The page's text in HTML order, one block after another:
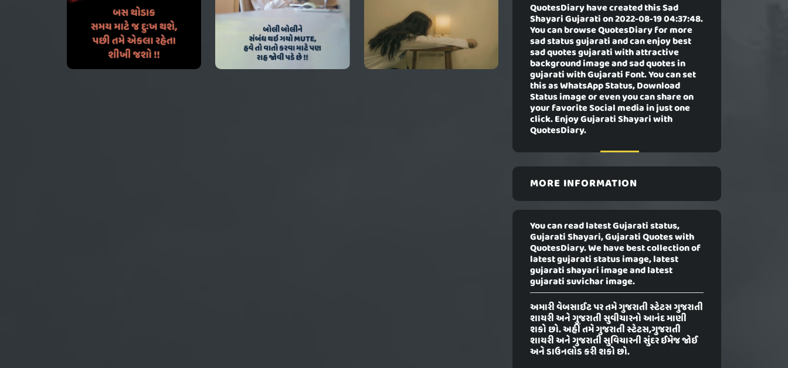
QuotesDiary have created thisSad
Shayari Gujaration 2022-08-19 04:37:48.
You can browse QuotesDiary for more
sad status gujarati and can enjoy best
sad quotes gujarati with attractive
background image and sad quotes in
gujarati with Gujarati Font. You can set
this as WhatsApp Status, Download
Status image or even you can share on
your favorite Social media in just one
click. Enjoy Gujarati Shayari with
QuotesDiary.
MORE INFORMATION
You can read latest Gujarati status,
Gujarati Shayari, Gujarati Quotes with
QuotesDiary. We have best collection of
latest gujarati status image, latest
gujarati shayari image and latest
gujarati suvichar image.
અમારી વેબસાઈટ પર તમે ગુજરાતી સ્ટેટસ ગુજરાતી
શાયરી અને ગુજરાતી સુવીચારનો આનંદ માણી
શકો છો. અહીં તમે ગુજરાતી સ્ટેટસ,ગુજરાતી
શાયરી અને ગુજરાતી સુવિચારની સુંદર ઈમેજ જોઈ
અને ડાઉનલોડ કરી શકો છો.